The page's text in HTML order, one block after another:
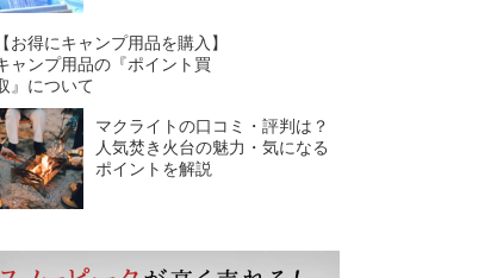
【お得にキャンプ用品を購入】
ャンプ用品の『ポイント買
』について
マクライトの口コミ・評判は？
人気焚き火台の魅力・気になる
ポイントを解説